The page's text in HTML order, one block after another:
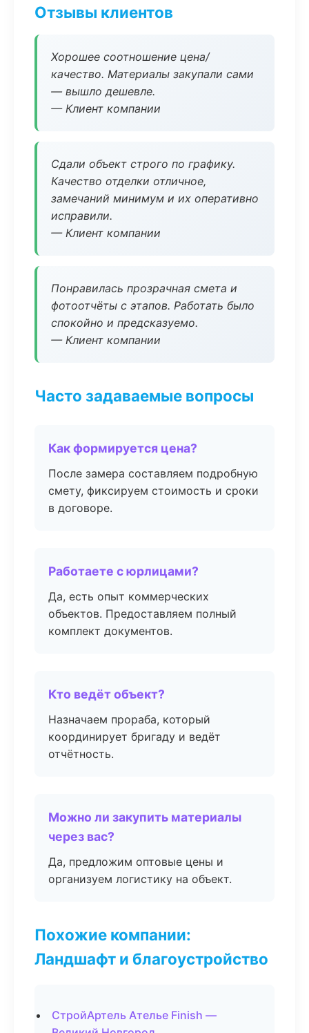
Отзывы клиентов
Хорошее соотношение цена/
качество. Материалы закупали сами
— вышло дешевле.
— Клиент компании
Сдали объект строго по графику.
Качество отделки отличное,
замечаний минимум и их оперативно
исправили.
— Клиент компании
Понравилась прозрачная смета и
фотоотчёты с этапов. Работать было
спокойно и предсказуемо.
— Клиент компании
Часто задаваемые вопросы
Как формируется цена?
После замера составляем подробную
смету, фиксируем стоимость и сроки
в договоре.
Работаете с юрлицами?
Да, есть опыт коммерческих
объектов. Предоставляем полный
комплект документов.
Кто ведёт объект?
Назначаем прораба, который
координирует бригаду и ведёт
отчётность.
Можно ли закупить материалы
через вас?
Да, предложим оптовые цены и
организуем логистику на объект.
Похожие компании:
Ландшафт и благоустройство
СтройАртель Ателье Finish —